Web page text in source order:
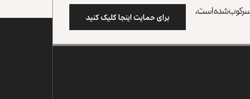
سرکوب شده است، برای حمایت اینجا کلیک کنید